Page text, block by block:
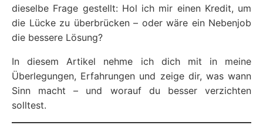
dieselbe Frage gestellt: Hol ich mir einen Kredit, um
die Lücke zu überbrücken – oder wäre ein Nebenjob
die bessere Lösung?
In diesem Artikel nehme ich dich mit in meine
Überlegungen, Erfahrungen und zeige dir, was wann
Sinn macht – und worauf du besser verzichten
solltest.